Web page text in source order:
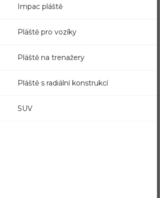
Impac pláště
Pláště pro vozíky
Pláště na trenažery
Pláště s radiální konstrukcí
SUV